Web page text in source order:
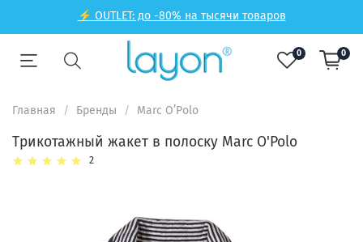
⚡ OUTLET: до -80% на тысячи товаров
0 0
Главная Бренды Marc O’Polo
Трикотажный жакет в полоску Marc O'Polo
2